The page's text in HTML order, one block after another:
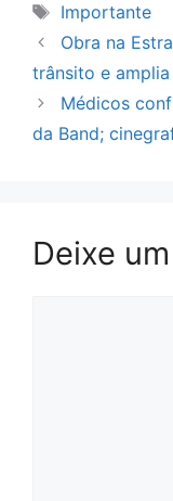
Tags
Importante
Obra na
trânsito e amplia
Médicos
da Band;
Deixe